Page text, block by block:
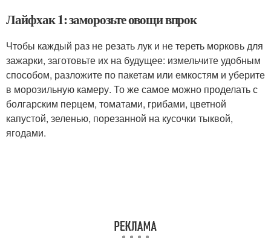
Лайфхак 1: заморозьте овощи впрок
Чтобы каждый раз не резать лук и не тереть морковь для
зажарки, заготовьте их на будущее: измельчите удобным
способом, разложите по пакетам или емкостям и уберите
в морозильную камеру. То же самое можно проделать с
болгарским перцем, томатами, грибами, цветной
капустой, зеленью, порезанной на кусочки тыквой,
ягодами.